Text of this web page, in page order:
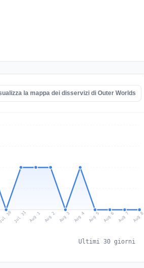
la mappa dei disservizi di Outer Worlds
30 Jul 31 Aug 1 Aug 2 Aug 3 Aug 4 Aug 5 Aug 6 Aug 7 Aug 8
Ultimi 30 giorni